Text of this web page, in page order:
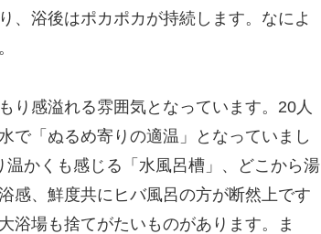
、浴後はポカポカが持続します。なによ
り感溢れる雰囲気となっています。20人
で「ぬるめ寄りの適温」となっていまし
かくも感じる「水風呂槽」、どこから湯
感、鮮度共にヒバ風呂の方が断然上です
浴場も捨てがたいものがあります。ま